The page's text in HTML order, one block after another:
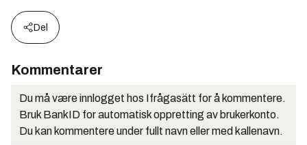
Del
Kommentarer
Du må være innlogget hos Ifrågasätt for å kommentere.
Bruk BankID for automatisk oppretting av brukerkonto.
Du kan kommentere under fullt navn eller med kallenavn.